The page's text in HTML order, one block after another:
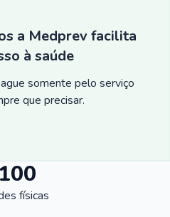
a Medprev facilita
à saúde
somente pelo serviço
que precisar.
físicas